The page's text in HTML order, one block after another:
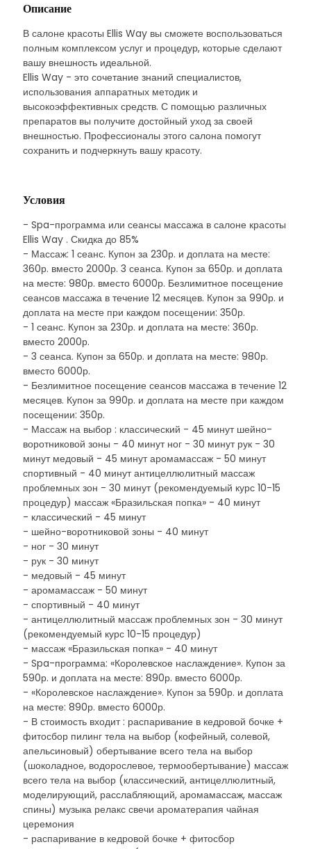
Описание
В салоне красоты Ellis Way вы сможете воспользоваться
полным комплексом услуг и процедур, которые сделают
вашу внешность идеальной.
Ellis Way - это сочетание знаний специалистов,
использования аппаратных методик и
высокоэффективных средств. С помощью различных
препаратов вы получите достойный уход за своей
внешностью. Профессионалы этого салона помогут
сохранить и подчеркнуть вашу красоту.
Условия
- Spa-программа или сеансы массажа в салоне красоты
Ellis Way . Скидка до 85%
- Массаж: 1 сеанс. Купон за 230р. и доплата на месте:
360р. вместо 2000р. 3 сеанса. Купон за 650р. и доплата
на месте: 980р. вместо 6000р. Безлимитное посещение
сеансов массажа в течение 12 месяцев. Купон за 990р. и
доплата на месте при каждом посещении: 350р.
- 1 сеанс. Купон за 230р. и доплата на месте: 360р.
вместо 2000р.
- 3 сеанса. Купон за 650р. и доплата на месте: 980р.
вместо 6000р.
- Безлимитное посещение сеансов массажа в течение 12
месяцев. Купон за 990р. и доплата на месте при каждом
посещении: 350р.
- Массаж на выбор : классический - 45 минут шейно-
воротниковой зоны - 40 минут ног - 30 минут рук - 30
минут медовый - 45 минут аромамассаж - 50 минут
спортивный - 40 минут антицеллюлитный массаж
проблемных зон - 30 минут (рекомендуемый курс 10-15
процедур) массаж «Бразильская попка» - 40 минут
- классический - 45 минут
- шейно-воротниковой зоны - 40 минут
- ног - 30 минут
- рук - 30 минут
- медовый - 45 минут
- аромамассаж - 50 минут
- спортивный - 40 минут
- антицеллюлитный массаж проблемных зон - 30 минут
(рекомендуемый курс 10-15 процедур)
- массаж «Бразильская попка» - 40 минут
- Spa-программа: «Королевское наслаждение». Купон за
590р. и доплата на месте: 890р. вместо 6000р.
- «Королевское наслаждение». Купон за 590р. и доплата
на месте: 890р. вместо 6000р.
- В стоимость входит : распаривание в кедровой бочке +
фитосбор пилинг тела на выбор (кофейный, солевой,
апельсиновый) обертывание всего тела на выбор
(шоколадное, водорослевое, термообертывание) массаж
всего тела на выбор (классический, антицеллюлитный,
моделирующий, расслабляющий, аромамассаж, массаж
спины) музыка релакс свечи ароматерапия чайная
церемония
- распаривание в кедровой бочке + фитосбор